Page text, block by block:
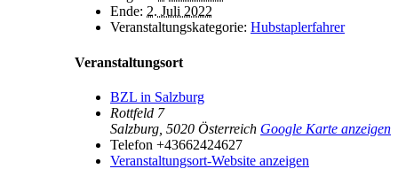
Ende: 2. Juli 2022
Veranstaltungskategorie: Hubstaplerfahrer
Veranstaltungsort
BZL in Salzburg
Rottfeld 7
Salzburg 5020 Österreich Google Karte anzeigen
Telefon +43662424627
Veranstaltungsort-Website anzeigen